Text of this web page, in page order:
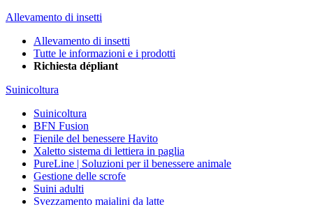
Allevamento di insetti
Allevamento di insetti
Tutte le informazioni e i prodotti
Richiesta dépliant
Suinicoltura
Suinicoltura
BFN Fusion
Fienile del benessere Havito
Xaletto sistema di lettiera in paglia
PureLine | Soluzioni per il benessere animale
Gestione delle scrofe
Suini adulti
Svezzamento maialini da latte